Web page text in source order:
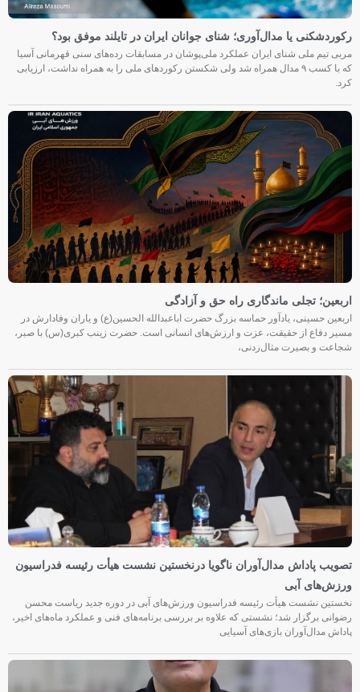
رکوردشکنی یا مدال‌آوری؛ شنای جوانان ایران در تایلند موفق بود؟
مربی تیم ملی شنای ایران عملکرد ملی‌پوشان در مسابقات رده‌های سنی قهرمانی آسیا
که با کسب ۹ مدال همراه شد ولی شکستن رکوردهای ملی را به همراه نداشت، ارزیابی
کرد.
اربعین؛ تجلی ماندگاری راه حق و آزادگی
اربعین حسینی، یادآور حماسه بزرگ حضرت اباعبدالله الحسین(ع) و یاران وفادارش در
مسیر دفاع از حقیقت، عزت و ارزش‌های انسانی است. حضرت زینب کبری(س) با صبر،
شجاعت و بصیرت مثال‌زدنی،
تصویب پاداش مدال‌آوران ناگویا درنخستین نشست هیأت رئیسه فدراسیون
ورزش‌های آبی
نخستین نشست هیأت رئیسه فدراسیون ورزش‌های آبی در دوره جدید ریاست محسن
رضوانی برگزار شد؛ نشستی که علاوه بر بررسی برنامه‌های فنی و عملکرد ماه‌های اخیر،
پاداش مدال‌آوران بازی‌های آسیایی